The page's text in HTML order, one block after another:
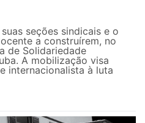
seções sindicais e o
a construírem, no
de Solidariedade
A mobilização visa
internacionalista à luta